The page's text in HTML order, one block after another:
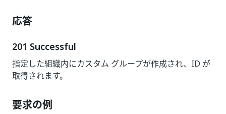
応答
201 Successful
指定した組織内にカスタム グループが作成され、ID が
取得されます。
要求の例